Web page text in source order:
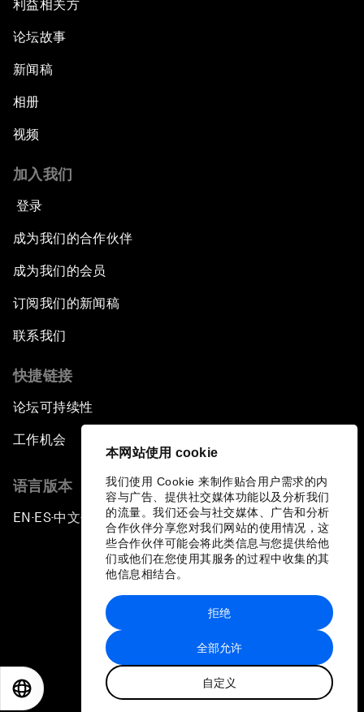
本网站使用 cookie
我们使用 Cookie 来制作贴合用户需求的内
容与广告、提供社交媒体功能以及分析我们
的流量。我们还会与社交媒体、广告和分析
合作伙伴分享您对我们网站的使用情况，这
些合作伙伴可能会将此类信息与您提供给他
们或他们在您使用其服务的过程中收集的其
他信息相结合。
全部允许
自定义
拒绝
利益相关方
论坛故事
新闻稿
相册
视频
加入我们
登录
成为我们的合作伙伴
成为我们的会员
订阅我们的新闻稿
联系我们
快捷链接
论坛可持续性
工作机会
语言版本
EN ▪ ES▪中文▪ 日本語
站点地图
世界经济论坛